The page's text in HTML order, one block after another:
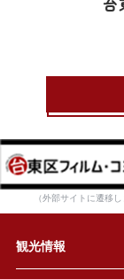
（外部サイトに遷移し
観光情報